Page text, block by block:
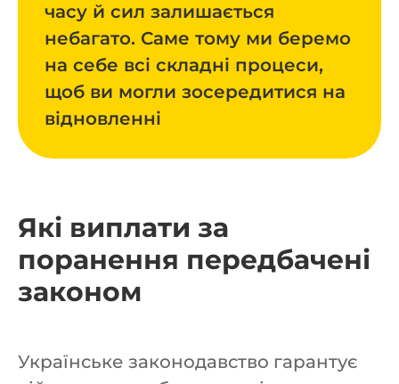
часу й сил залишається
небагато. Саме тому ми беремо
на себе всі складні процеси,
щоб ви могли зосередитися на
відновленні
Які виплати за
поранення передбачені
законом
Українське законодавство гарантує